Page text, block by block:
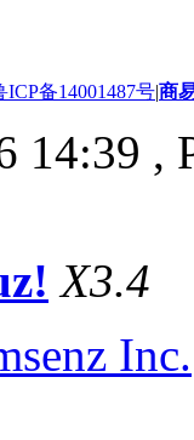
ICP备14001487号|商
14:39 ,
X3.4
Inc.